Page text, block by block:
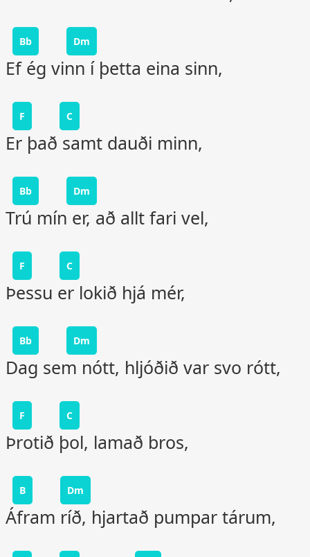
Bb Dm
Ef ég vinn í þetta eina sinn,
F C
Er það samt dauði minn,
Bb Dm
Trú mín er, að allt fari vel,
F C
Þessu er lokið hjá mér,
Bb Dm
Dag sem nótt, hljóðið var svo rótt,
F C
Þrotið þol, lamað bros,
B Dm
Áfram ríð, hjartað pumpar tárum,